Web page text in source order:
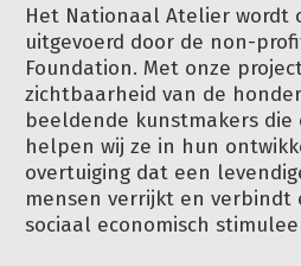
Het Nationaal Atelier wordt
uitgevoerd door de non-
Foundation. Met onze
zichtbaarheid van de
beeldende kunstmakers die
helpen wij ze in hun
overtuiging dat een
mensen verrijkt en verbindt
sociaal economisch